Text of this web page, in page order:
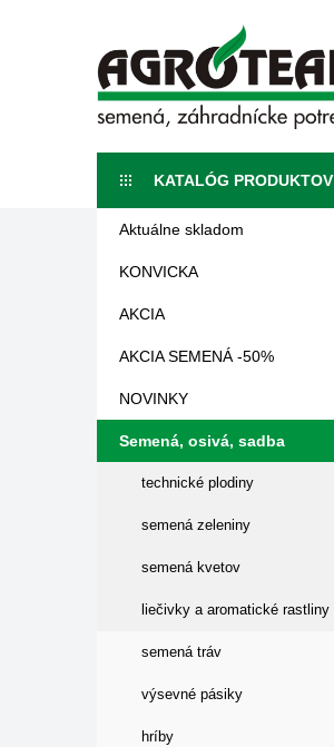
KATALÓG PRODUKTOV
Aktuálne skladom
KONVICKA
AKCIA
AKCIA SEMENÁ -50%
NOVINKY
Semená, osivá, sadba
technické plodiny
semená zeleniny
semená kvetov
liečivky a aromatické rastliny
semená tráv
výsevné pásiky
hríby